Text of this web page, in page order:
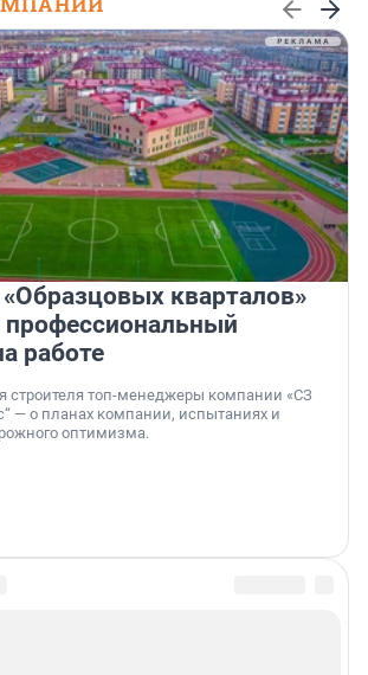
кварталов»
профессиональный
работе
строителя топ-менеджеры компании «СЗ
— о планах компании, испытаниях и
оптимизма.